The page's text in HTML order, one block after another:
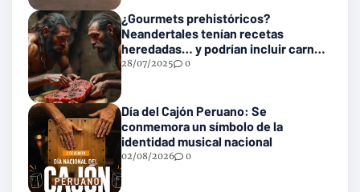
¿Gourmets prehistóricos?
Neandertales tenían recetas
heredadas… y podrían incluir carne
con gusanos
28/07/2025 0
Día del Cajón Peruano: Se
conmemora un símbolo de la
identidad musical nacional
02/08/2026 0